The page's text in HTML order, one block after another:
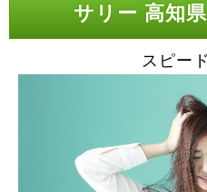
サリー 高知
スピー